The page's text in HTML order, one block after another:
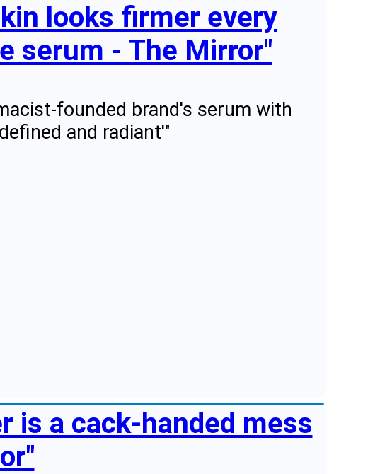
looks firmer every
serum - The Mirror"
founded brand's serum with
and radiant'"
is a cack-handed mess